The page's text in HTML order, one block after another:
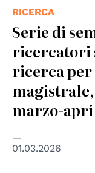
RICERCA
Serie di
ricercatori
ricerca
marzo-
01.03.2026